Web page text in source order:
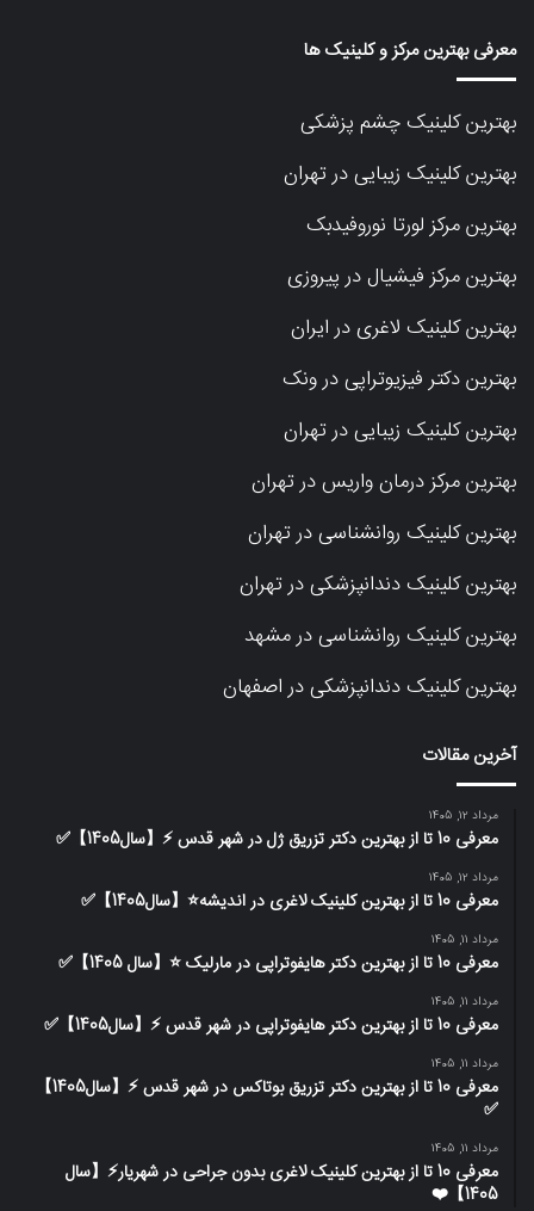
معرفی بهترین مرکز و کلینیک ها
بهترین کلینیک چشم پزشکی
بهترین کلینیک زیبایی در تهران
بهترین مرکز لورتا نوروفیدبک
بهترین مرکز فیشیال در پیروزی
بهترین کلینیک لاغری در ایران
بهترین دکتر فیزیوتراپی در ونک
بهترین کلینیک زیبایی در تهران
بهترین مرکز درمان واریس در تهران
بهترین کلینیک روانشناسی در تهران
بهترین کلینیک دندانپزشکی در تهران
بهترین کلینیک روانشناسی در مشهد
بهترین کلینیک دندانپزشکی در اصفهان
آخرین مقالات
مرداد 12, 1405
معرفی 10 تا از بهترین دکتر تزریق ژل در شهر قدس ⚡️【سال1405】✅
مرداد 12, 1405
معرفی 10 تا از بهترین کلینیک لاغری در اندیشه⭐【سال1405】✅
مرداد 11, 1405
معرفی 10 تا از بهترین دکتر هایفوتراپی در مارلیک ⭐【سال 1405】✅
مرداد 11, 1405
معرفی 10 تا از بهترین دکتر هایفوتراپی در شهر قدس ⚡️【سال1405】✅
مرداد 11, 1405
معرفی 10 تا از بهترین دکتر تزریق بوتاکس در شهر قدس ⚡️【سال1405】
✅
مرداد 11, 1405
معرفی 10 تا از بهترین کلینیک لاغری بدون جراحی در شهریار⚡【سال
1405】❤️